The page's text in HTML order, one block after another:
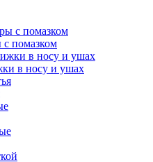
помазком
в носу и ушах